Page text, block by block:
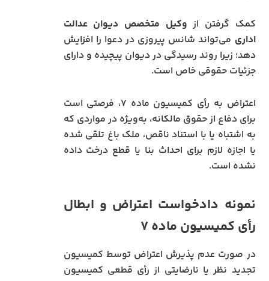
کمک گرفتن از وکیل متخصص دیوان عدالت
اداری می‌تواند شانس پیروزی در دعوا را افزایش
دهد؛ زیرا روند رسیدگی در دیوان پیچیده و دارای
جزئیات حقوقی خاص است.
اعتراض به رأی کمیسیون ماده ۷، فرصتی است
برای دفاع از حقوق مالکانه، به‌ویژه در مواردی که
به اشتباه یا با استناد ناقص، ملک باغ تلقی شده
یا اجازه لازم برای احداث بنا یا قطع درخت داده
نشده است.
نمونه دادخواست اعتراض و ابطال
رأی کمیسیون ماده ۷
در صورت عدم پذیرش اعتراض توسط کمیسیون
تجدید نظر یا نارضایتی از رأی قطعی کمیسیون